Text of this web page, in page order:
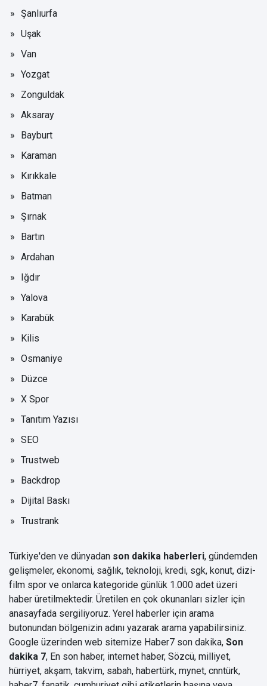
Şanlıurfa
Uşak
Van
Yozgat
Zonguldak
Aksaray
Bayburt
Karaman
Kırıkkale
Batman
Şırnak
Bartın
Ardahan
Iğdır
Yalova
Karabük
Kilis
Osmaniye
Düzce
X Spor
Tanıtım Yazısı
SEO
Trustweb
Backdrop
Dijital Baskı
Trustrank
Türkiye'den ve dünyadan son dakika haberleri, gündemden
gelişmeler, ekonomi, sağlık, teknoloji, kredi, sgk, konut, dizi-
film spor ve onlarca kategoride günlük 1.000 adet üzeri
haber üretilmektedir. Üretilen en çok okunanları sizler için
anasayfada sergiliyoruz. Yerel haberler için arama
butonundan bölgenizin adını yazarak arama yapabilirsiniz.
Google üzerinden web sitemize Haber7 son dakika, Son
dakika 7, En son haber, internet haber, Sözcü, milliyet,
hürriyet, akşam, takvim, sabah, habertürk, mynet, cnntürk,